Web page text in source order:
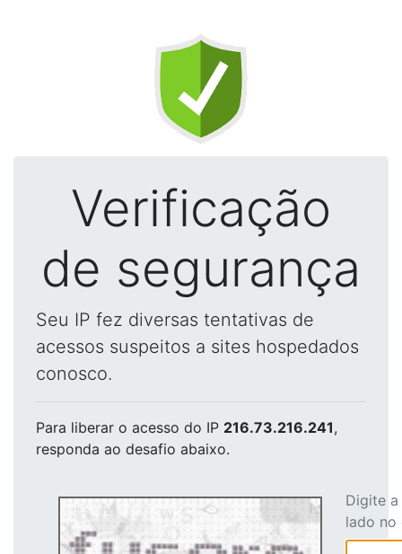
Verificação
de segurança
Seu IP fez diversas tentativas de
acessos suspeitos a sites hospedados
conosco.
Para liberar o acesso do IP 216.73.216.241,
responda ao desafio abaixo.
Digite
lado no